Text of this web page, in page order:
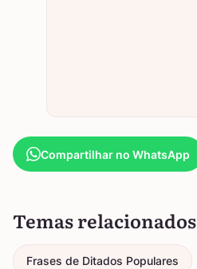
Compartilhar no WhatsApp
Temas relacionados
Frases de Ditados Populares